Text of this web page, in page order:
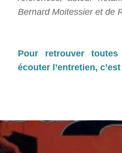
Bernard Moitessier et de
Pour retrouver
écouter l’entretien,